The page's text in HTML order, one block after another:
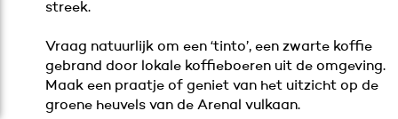
streek.
Vraag natuurlijk om een ‘tinto’, een zwarte koffie
gebrand door lokale koffieboeren uit de omgeving.
Maak een praatje of geniet van het uitzicht op de
groene heuvels van de Arenal vulkaan.